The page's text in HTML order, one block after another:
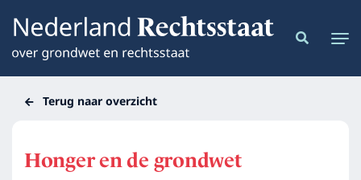
Terug naar overzicht
Honger en de grondwet